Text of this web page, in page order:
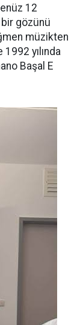
12
gözünü
müzikten
yılında
Başal E